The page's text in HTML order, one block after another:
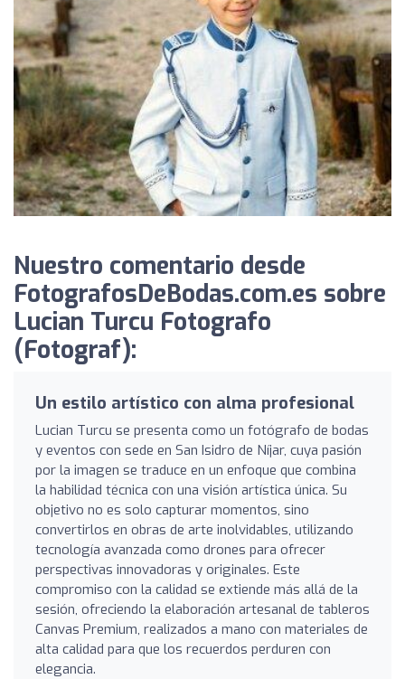
Nuestro comentario desde
FotografosDeBodas.com.es sobre
Lucian Turcu Fotografo
(Fotograf):
Un estilo artístico con alma profesional
Lucian Turcu se presenta como un fotógrafo de bodas
y eventos con sede en San Isidro de Níjar, cuya pasión
por la imagen se traduce en un enfoque que combina
la habilidad técnica con una visión artística única. Su
objetivo no es solo capturar momentos, sino
convertirlos en obras de arte inolvidables, utilizando
tecnología avanzada como drones para ofrecer
perspectivas innovadoras y originales. Este
compromiso con la calidad se extiende más allá de la
sesión, ofreciendo la elaboración artesanal de tableros
Canvas Premium, realizados a mano con materiales de
alta calidad para que los recuerdos perduren con
elegancia.